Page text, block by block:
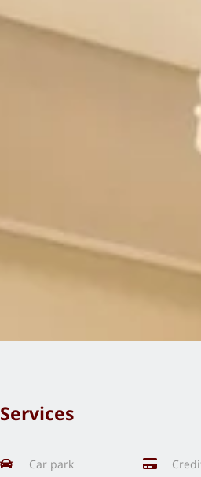
Services
Car park